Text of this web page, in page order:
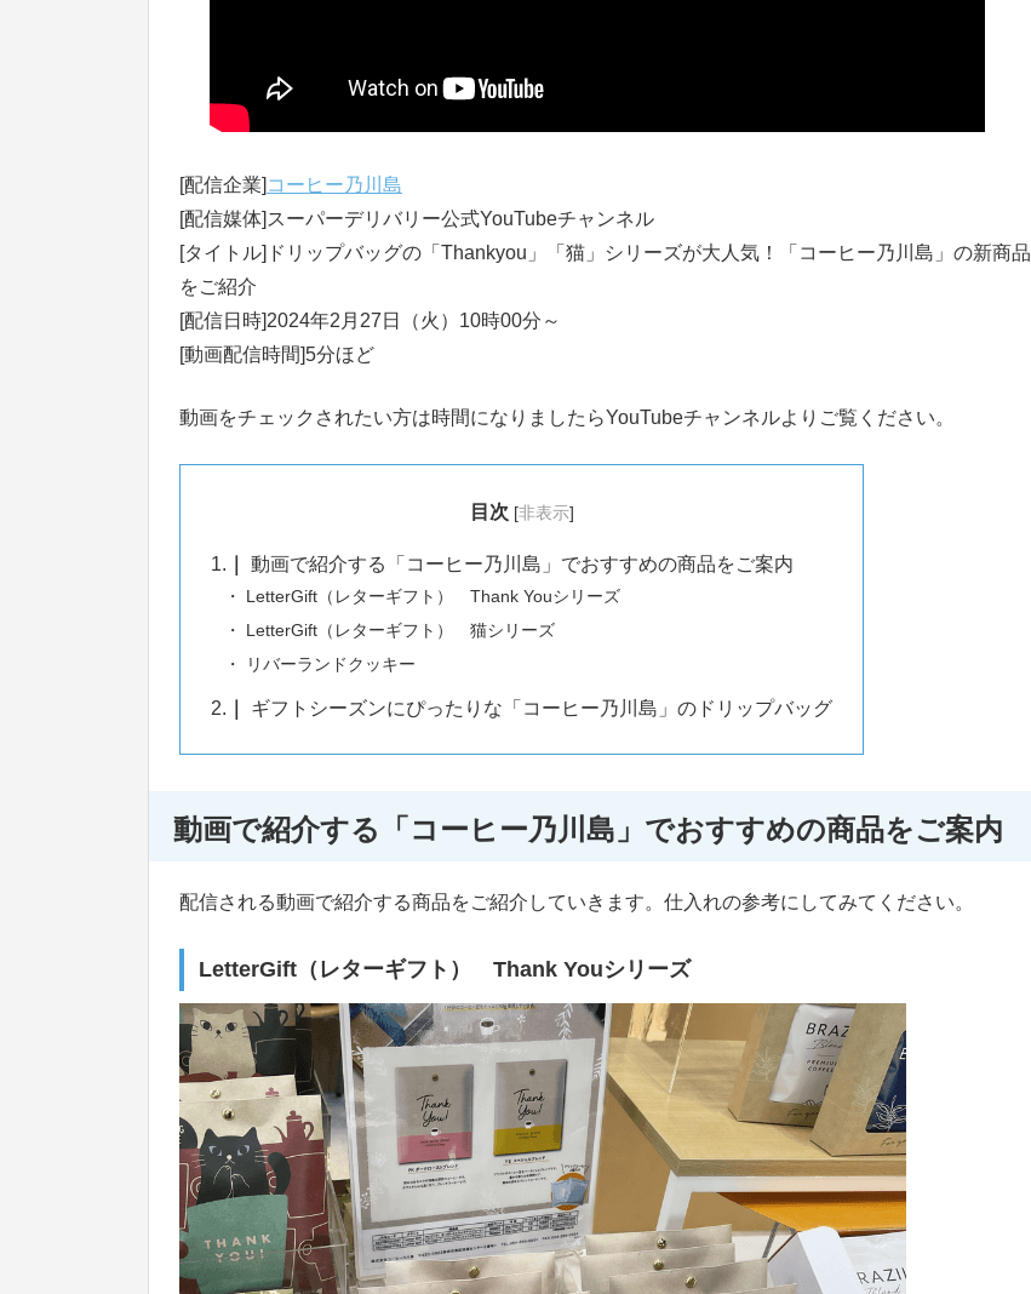
[配信企業] コーヒー乃川島
[配信媒体]スーパーデリバリー公式YouTubeチャンネル
[タイトル]ドリップバッグの「Thankyou」「猫」シリーズが大人気！「コーヒー乃川島」の新商品
をご紹介
[配信日時]2024年2月27日（火）10時00分～
[動画配信時間]5分ほど
動画をチェックされたい方は時間になりましたらYouTubeチャンネルよりご覧ください。
目次 [非表示]
1. 動画で紹介する「コーヒー乃川島」でおすすめの商品をご案内
LetterGift（レターギフト） Thank Youシリーズ
LetterGift（レターギフト） 猫シリーズ
リバーランドクッキー
2. ギフトシーズンにぴったりな「コーヒー乃川島」のドリップバッグ
動画で紹介する「コーヒー乃川島」でおすすめの商品をご案内
配信される動画で紹介する商品をご紹介していきます。仕入れの参考にしてみてください。
LetterGift（レターギフト） Thank Youシリーズ